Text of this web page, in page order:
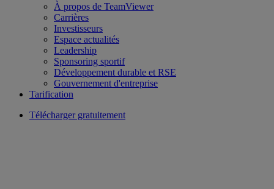
À propos de TeamViewer
Carrières
Investisseurs
Espace actualités
Leadership
Sponsoring sportif
Développement durable et RSE
Gouvernement d'entreprise
Tarification
Télécharger gratuitement